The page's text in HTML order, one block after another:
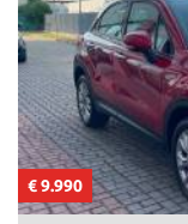
€ 9.990